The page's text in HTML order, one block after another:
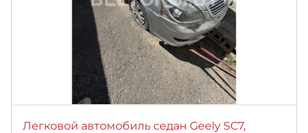
Легковой автомобиль седан Geely SC7,